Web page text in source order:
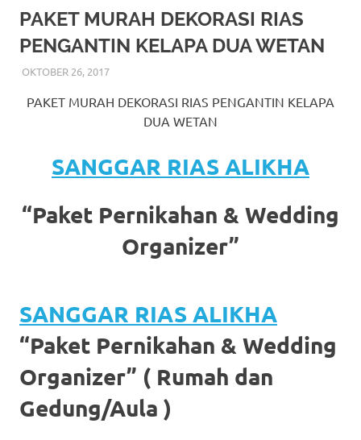
More
hints
rolex
replica.
website
https://www.watchesf.com.
more
about
https://www.watchesb.com
go
PAKET MURAH DEKORASI RIAS
PENGANTIN KELAPA DUA WETAN
OKTOBER 26, 2017RIASALIKHA
BEKASI
RIAS PENGANTIN
PAKET MURAH DEKORASI RIAS PENGANTIN KELAPA
DUA WETAN
SANGGAR RIAS ALIKHA
“Paket Pernikahan & Wedding
Organizer”
SANGGAR RIAS ALIKHA
“Paket Pernikahan & Wedding
Organizer” ( Rumah dan
Gedung/Aula )